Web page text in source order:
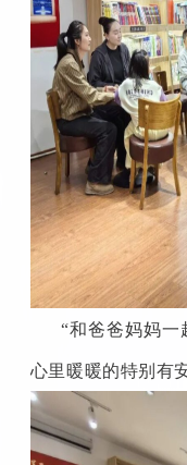
“和爸爸妈妈一
心里暖暖的特别有